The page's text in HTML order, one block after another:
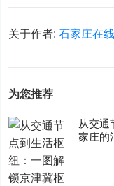
关于作者:石家庄在线
为您推荐
从交通
家庄的